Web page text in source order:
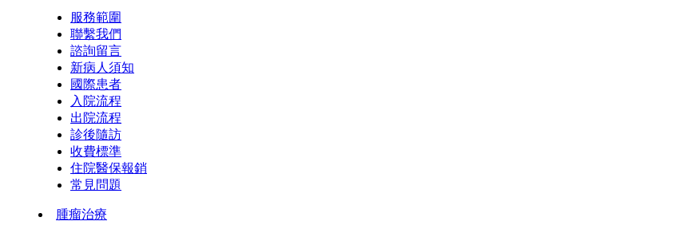
服務範圍
聯繫我們
諮詢留言
新病人須知
國際患者
入院流程
出院流程
診後隨訪
收費標準
住院醫保報銷
常見問題
腫瘤治療